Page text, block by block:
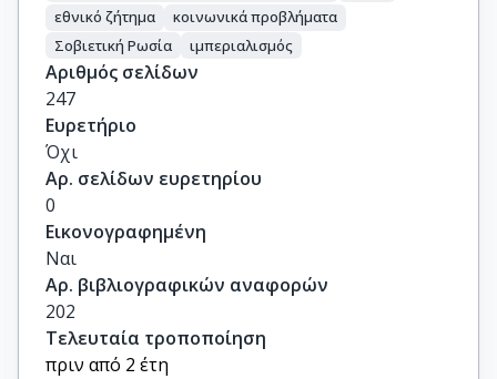
εθνικό ζήτημα
κοινωνικά προβλήματα
Σοβιετική Ρωσία
ιμπεριαλισμός
Αριθμός σελίδων
247
Ευρετήριο
Όχι
Αρ. σελίδων ευρετηρίου
0
Εικονογραφημένη
Ναι
Αρ. βιβλιογραφικών αναφορών
202
Τελευταία τροποποίηση
πριν από 2 έτη